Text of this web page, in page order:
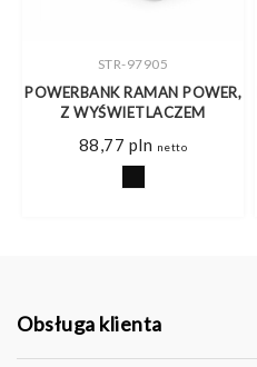
STR-97905
POWERBANK RAMAN POWER,
Z WYŚWIETLACZEM
88,77 pln netto
Obsługa klienta